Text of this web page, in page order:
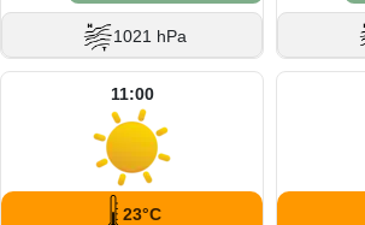
1021 hPa
11:00
23°C